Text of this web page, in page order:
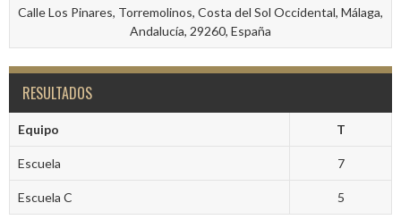
Calle Los Pinares, Torremolinos, Costa del Sol Occidental, Málaga,
Andalucía, 29260, España
RESULTADOS
Equipo T
Escuela 7
Escuela C 5